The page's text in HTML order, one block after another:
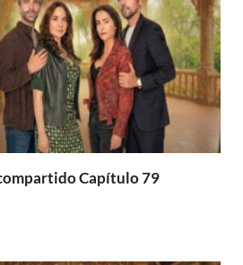
Capítulo 79